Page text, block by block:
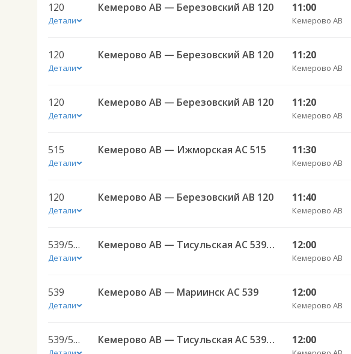
120
Детали
Кемерово АВ — Березовский АВ 120 11:00
Кемерово АВ
120
Детали
Кемерово АВ — Березовский АВ 120 11:20
Кемерово АВ
120
Детали
Кемерово АВ — Березовский АВ 120 11:20
Кемерово АВ
515
Детали
Кемерово АВ — Ижморская АС 515 11:30
Кемерово АВ
120
Детали
Кемерово АВ — Березовский АВ 120 11:40
Кемерово АВ
539/591
Детали
Кемерово АВ — Тисульская АС 539/591 12:00
Кемерово АВ
539
Детали
Кемерово АВ — Мариинск АС 539 12:00
Кемерово АВ
539/591к Кемерово АВ — Тисульская АС 539/591к 12:00